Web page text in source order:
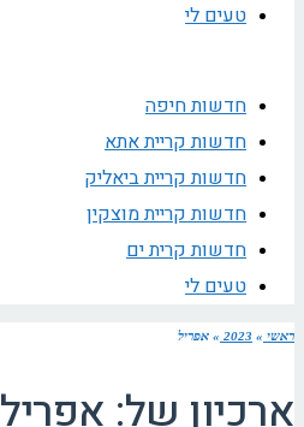
טעים לי
חדשות חיפה
חדשות קריית אתא
חדשות קריית ביאליק
חדשות קריית מוצקין
חדשות קרית ים
טעים לי
ראשי »
2023
» אפריל
ארכיון של: אפריל 2023